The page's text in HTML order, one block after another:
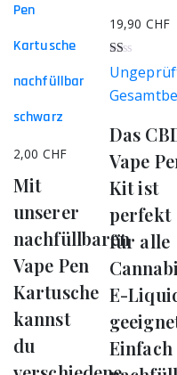
Pen
Kartusche
nachfüllbar
schwarz
2,00 CHF
Mit
unserer
nachfüllbaren
Vape Pen
Kartusche
kannst
du
19,90 CHF
Bewertet
mit
1.00
von
Das
Vape
Kit ist
perfekt
für alle
E-
Einfach